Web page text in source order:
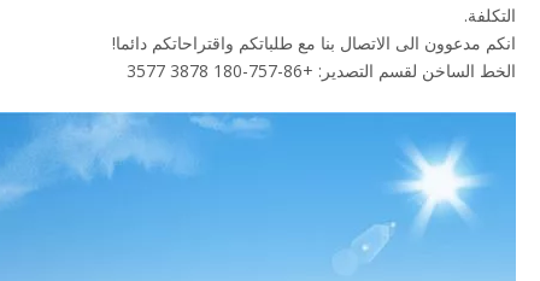
التكلفة.
انكم مدعوون الى الاتصال بنا مع طلباتكم واقتراحاتكم دائما!
الخط الساخن لقسم التصدير: +86-757-180 3878 3577